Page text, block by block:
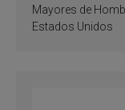
Mayores de
Estados Unidos